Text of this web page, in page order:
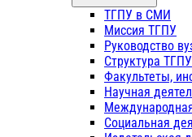
ТГПУ в СМИ
Миссия ТГПУ
Руководство
Структура ТГПУ
Факультеты,
Научная
Социальная